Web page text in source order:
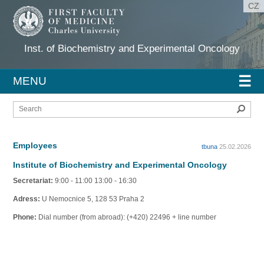
Inst. of Biochemistry and Experimental Oncology
CZ
☰
MENU
tbuna25.02.2026
Employees
Institute of Biochemistry and Experimental Oncology
Secretariat: 9:00 - 11:00 13:00 - 16:30
Adress: U Nemocnice 5, 128 53 Praha 2
Phone: Dial number (from abroad): (+420) 22496 + line number